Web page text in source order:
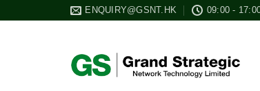
ENQUIRY@GSNT.HK 09:00 -